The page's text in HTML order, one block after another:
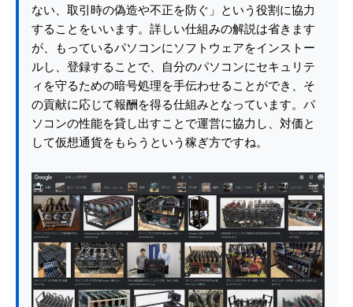
ない、取引時の偽造や不正を防ぐ」という役割に協力
することをいいます。詳しい仕組みの解説は省きます
が、もっているパソコンにソフトウェアをインストー
ルし、登録することで、自分のパソコンにセキュリテ
ィを守るための暗号処理を手伝わせることができ、そ
の貢献に応じて報酬を得る仕組みとなっています。パ
ソコンの性能を貸し出すことで運営に協力し、対価と
して仮想通貨をもらうという稼ぎ方ですね。